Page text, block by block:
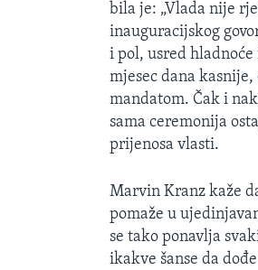
bila je: „Vlada nije
inauguracijskog
i pol, usred
mjesec dana
mandatom. Čak i
sama ceremonija
prijenosa vlasti.
Marvin Kranz kaže
pomaže u
se tako ponavlja
ikakve šanse da